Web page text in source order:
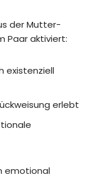
der Mutter-
Paar aktiviert:
existenziell
erlebt
emotional